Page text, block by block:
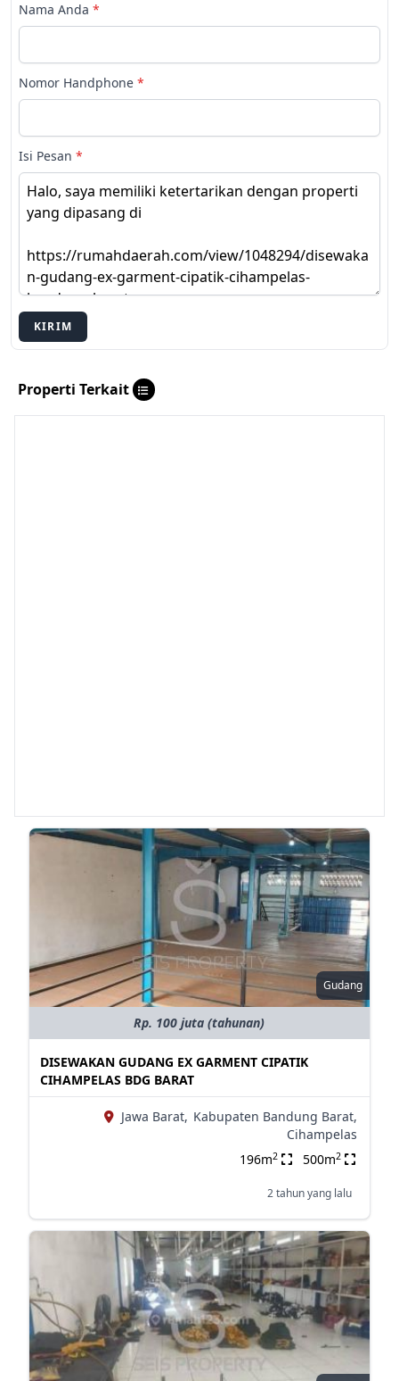
Nama Anda *
Nomor Handphone *
Isi Pesan *
KIRIM
Properti Terkait
Gudang
Rp. 100 juta (tahunan)
DISEWAKAN GUDANG EX GARMENT CIPATIK
CIHAMPELAS BDG BARAT
Jawa Barat, Kabupaten Bandung Barat,
Cihampelas
196m2 500m2
2 tahun yang lalu